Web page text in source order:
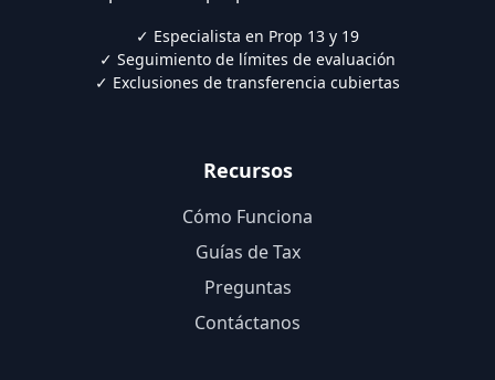
✓ Especialista en Prop 13 y 19
✓ Seguimiento de límites de evaluación
✓ Exclusiones de transferencia cubiertas
Recursos
Cómo Funciona
Guías de Tax
Preguntas
Contáctanos